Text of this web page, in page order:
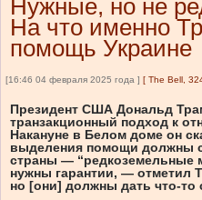
Нужные, но не
На что именно
помощь Украине
[16:46 04 февраля 2025 года ] [ The Bell,
Президент США Дональд
транзакционный подход к
Накануне в Белом доме он
выделения помощи должны
страны — “редкоземельные
нужны гарантии, — отметил
но [они] должны дать что-то